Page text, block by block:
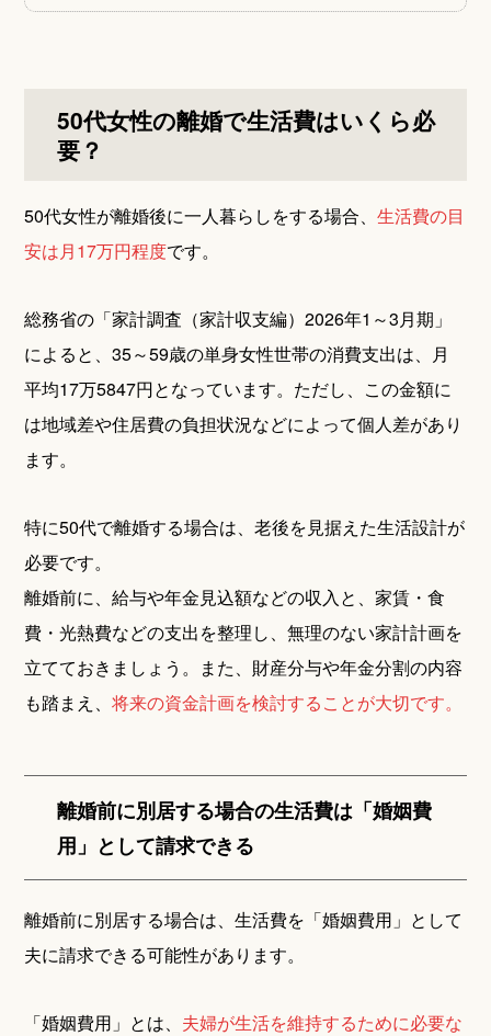
50代女性の離婚で生活費はいくら必
要？
50代女性が離婚後に一人暮らしをする場合、生活費の目
安は月17万円程度です。
総務省の「家計調査（家計収支編）2026年1～3月期」
によると、35～59歳の単身女性世帯の消費支出は、月
平均17万5847円となっています。ただし、この金額に
は地域差や住居費の負担状況などによって個人差があり
ます。
特に50代で離婚する場合は、老後を見据えた生活設計が
必要です。
離婚前に、給与や年金見込額などの収入と、家賃・食
費・光熱費などの支出を整理し、無理のない家計計画を
立てておきましょう。また、財産分与や年金分割の内容
も踏まえ、将来の資金計画を検討することが大切です。
離婚前に別居する場合の生活費は「婚姻費
用」として請求できる
離婚前に別居する場合は、生活費を「婚姻費用」として
夫に請求できる可能性があります。
「婚姻費用」とは、 夫婦が生活を維持するために必要な